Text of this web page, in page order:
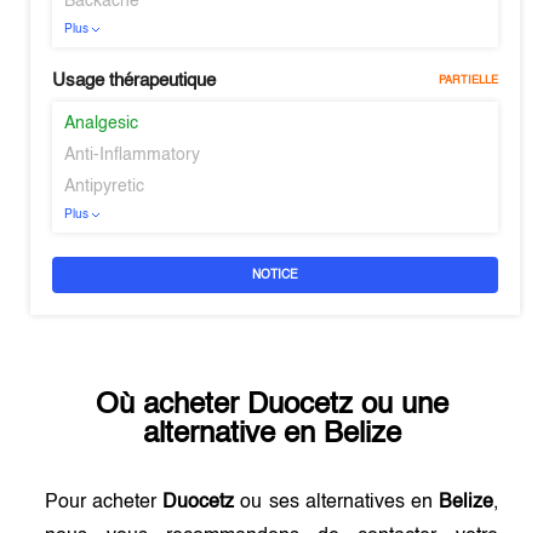
Plus
Usage thérapeutique PARTIELLE
Analgesic
Anti-Inflammatory
Antipyretic
Plus
NOTICE
Où acheter Duocetzou une
alternative en Belize
Pour acheter Duocetz ou ses alternatives en Belize,